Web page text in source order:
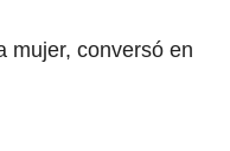
mujer, conversó en